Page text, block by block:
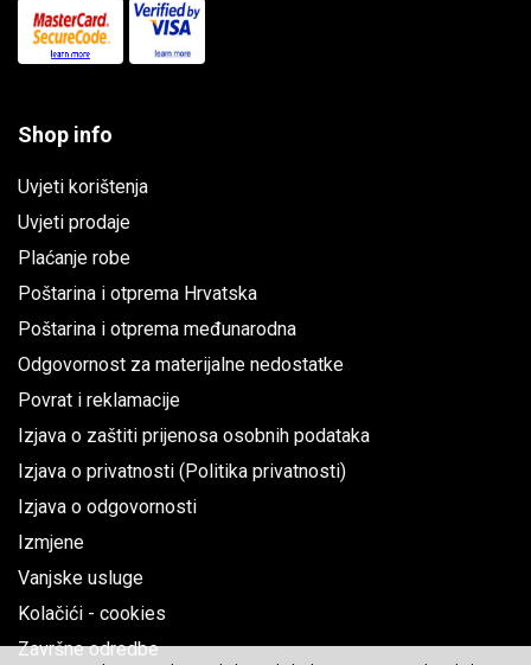
Shop info
Uvjeti korištenja
Uvjeti prodaje
Plaćanje robe
Poštarina i otprema Hrvatska
Poštarina i otprema međunarodna
Odgovornost za materijalne nedostatke
Povrat i reklamacije
Izjava o zaštiti prijenosa osobnih podataka
Izjava o privatnosti (Politika privatnosti)
Izjava o odgovornosti
Izmjene
Vanjske usluge
Kolačići - cookies
Završne odredbe